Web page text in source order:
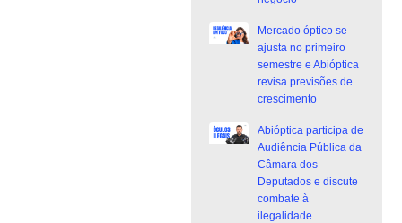
Mercado óptico se
ajusta no primeiro
semestre e Abióptica
revisa previsões de
crescimento
Abióptica participa de
Audiência Pública da
Câmara dos
Deputados e discute
combate à
ilegalidade